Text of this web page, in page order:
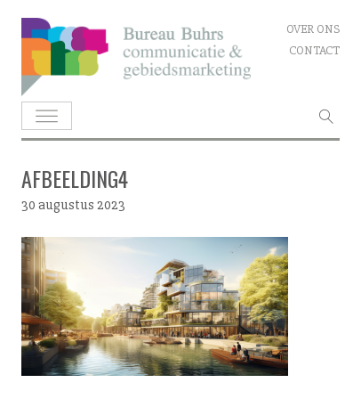
Skip
to
content
OVER ONS
CONTACT
AFBEELDING4
30 augustus 2023